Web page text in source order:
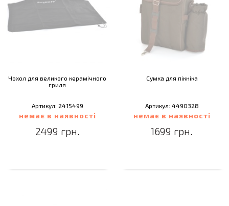
Чохол для великого керамічного
гриля
Артикул: 2415499
немає в наявності
2499 грн.
Сумка для пікніка
Артикул: 4490328
немає в наявності
1699 грн.